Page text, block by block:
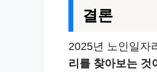
결론
2025년 노인일자
리를 찾아보는 것